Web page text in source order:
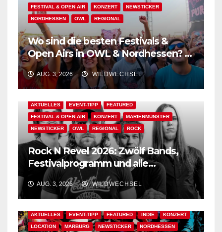
FESTIVAL & OPEN AIR KONZERT NEWSTICKER
NORDHESSEN OWL REGIONAL
Wo sind die besten Festivals &
Open Airs in OWL & Nordhessen? –
Der Ww-Festival-Planer!
AUG. 3, 2026 WILDWECHSEL
AKTUELLES EVENT-TIPP FEATURED
FESTIVAL & OPEN AIR KONZERT MARIENMÜNSTER
NEWSTICKER OWL REGIONAL ROCK
Rock N Revel 2026: Zwölf Bands,
Festivalprogramm und alle
wichtigen Informationen!
AUG. 3, 2026 WILDWECHSEL
AKTUELLES EVENT-TIPP FEATURED INDIE KONZERT
LOCATION MARBURG NEWSTICKER NORDHESSEN